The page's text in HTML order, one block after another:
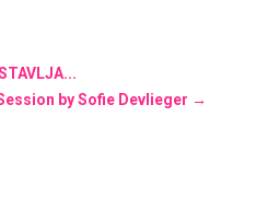
by Sofie Devlieger →